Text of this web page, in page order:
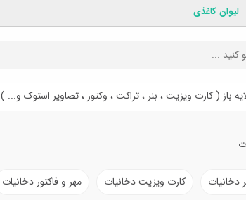
لیوان کاغذی
باز ( کارت ویزیت ، بنر ، تراکت ، وکتور ، تصاویر استوک و... )
دخانیات کارت ویزیت دخانیات مهر و فاکتور دخانیات